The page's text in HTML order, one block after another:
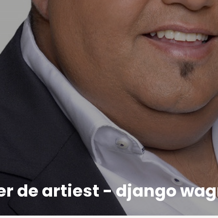
de artiest - django